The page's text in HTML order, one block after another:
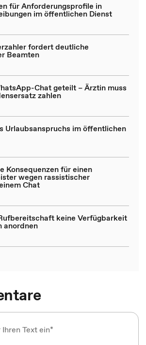
für Anforderungsprofile in
im öffentlichen Dienst
fordert deutliche
Beamten
Chat geteilt – Ärztin muss
zahlen
Urlaubsanspruchs im öffentlichen
Konsequenzen für einen
wegen rassistischer
Chat
keine Verfügbarkeit
anordnen